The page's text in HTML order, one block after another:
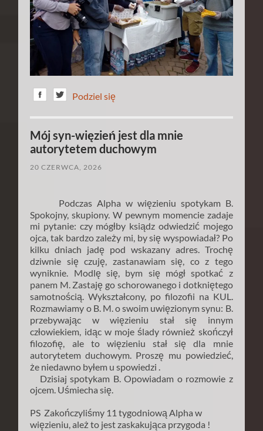
Podziel się
Mój syn-więzień jest dla mnie
autorytetem duchowym
20 CZERWCA, 2026
Podczas Alpha w więzieniu spotykam B.
Spokojny, skupiony. W pewnym momencie zadaje
mi pytanie: czy mógłby ksiądz odwiedzić mojego
ojca, tak bardzo zależy mi, by się wyspowiadał? Po
kilku dniach jadę pod wskazany adres. Trochę
dziwnie się czuję, zastanawiam się, co z tego
wyniknie. Modlę się, bym się mógł spotkać z
panem M. Zastaję go schorowanego i dotkniętego
samotnością. Wykształcony, po filozofii na KUL.
Rozmawiamy o B. M. o swoim uwięzionym synu: B.
przebywając w więzieniu stał się innym
człowiekiem, idąc w moje ślady również skończył
filozofię, ale to więzieniu stał się dla mnie
autorytetem duchowym. Proszę mu powiedzieć,
że niedawno byłem u spowiedzi .
Dzisiaj spotykam B. Opowiadam o rozmowie z
ojcem. Uśmiecha się.
PS Zakończyliśmy 11 tygodniową Alpha w
więzieniu, ależ to jest zaskakująca przygoda !